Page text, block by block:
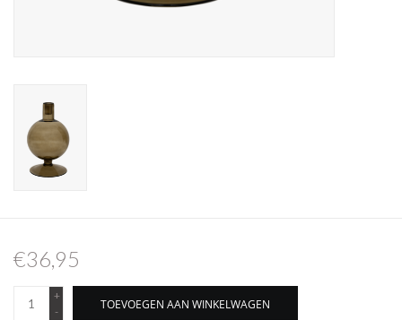
€36,95
+
-
TOEVOEGEN AAN WINKELWAGEN